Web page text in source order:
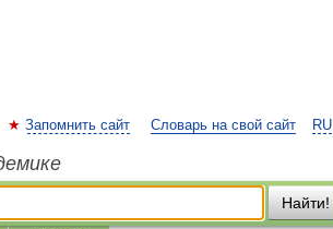
RU
Запомнить сайт Словарь на свой сайт
Найти!